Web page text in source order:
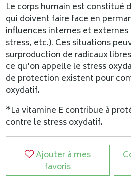
Le corps humain est constitué
qui doivent faire face en
influences internes et
stress, etc.). Ces situations
surproduction de radicaux
ce qu'on appelle le stress
de protection existent pour
oxydatif.
*La vitamine E contribue à
contre le stress oxydatif.
Ajouter à mes
favoris